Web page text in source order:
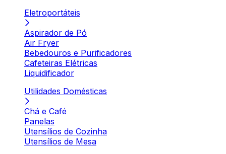
Eletroportáteis
Aspirador de Pó
Air Fryer
Bebedouros e Purificadores
Cafeteiras Elétricas
Liquidificador
Utilidades Domésticas
Chá e Café
Panelas
Utensílios de Cozinha
Utensílios de Mesa